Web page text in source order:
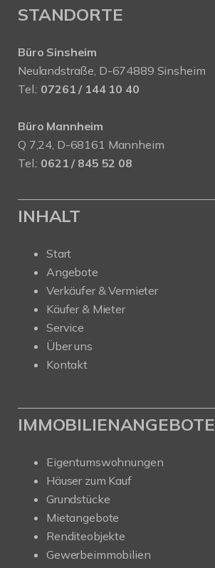
STANDORTE
Büro Sinsheim
Neulandstraße, D-674889 Sinsheim
Tel.: 07261 / 144 10 40
Büro Mannheim
Q 7,24, D-68161 Mannheim
Tel.: 0621 / 845 52 08
INHALT
Start
Angebote
Verkäufer & Vermieter
Käufer & Mieter
Service
Über uns
Kontakt
IMMOBILIENANGEBOTE
Eigentumswohnungen
Häuser zum Kauf
Grundstücke
Mietangebote
Renditeobjekte
Gewerbeimmobilien